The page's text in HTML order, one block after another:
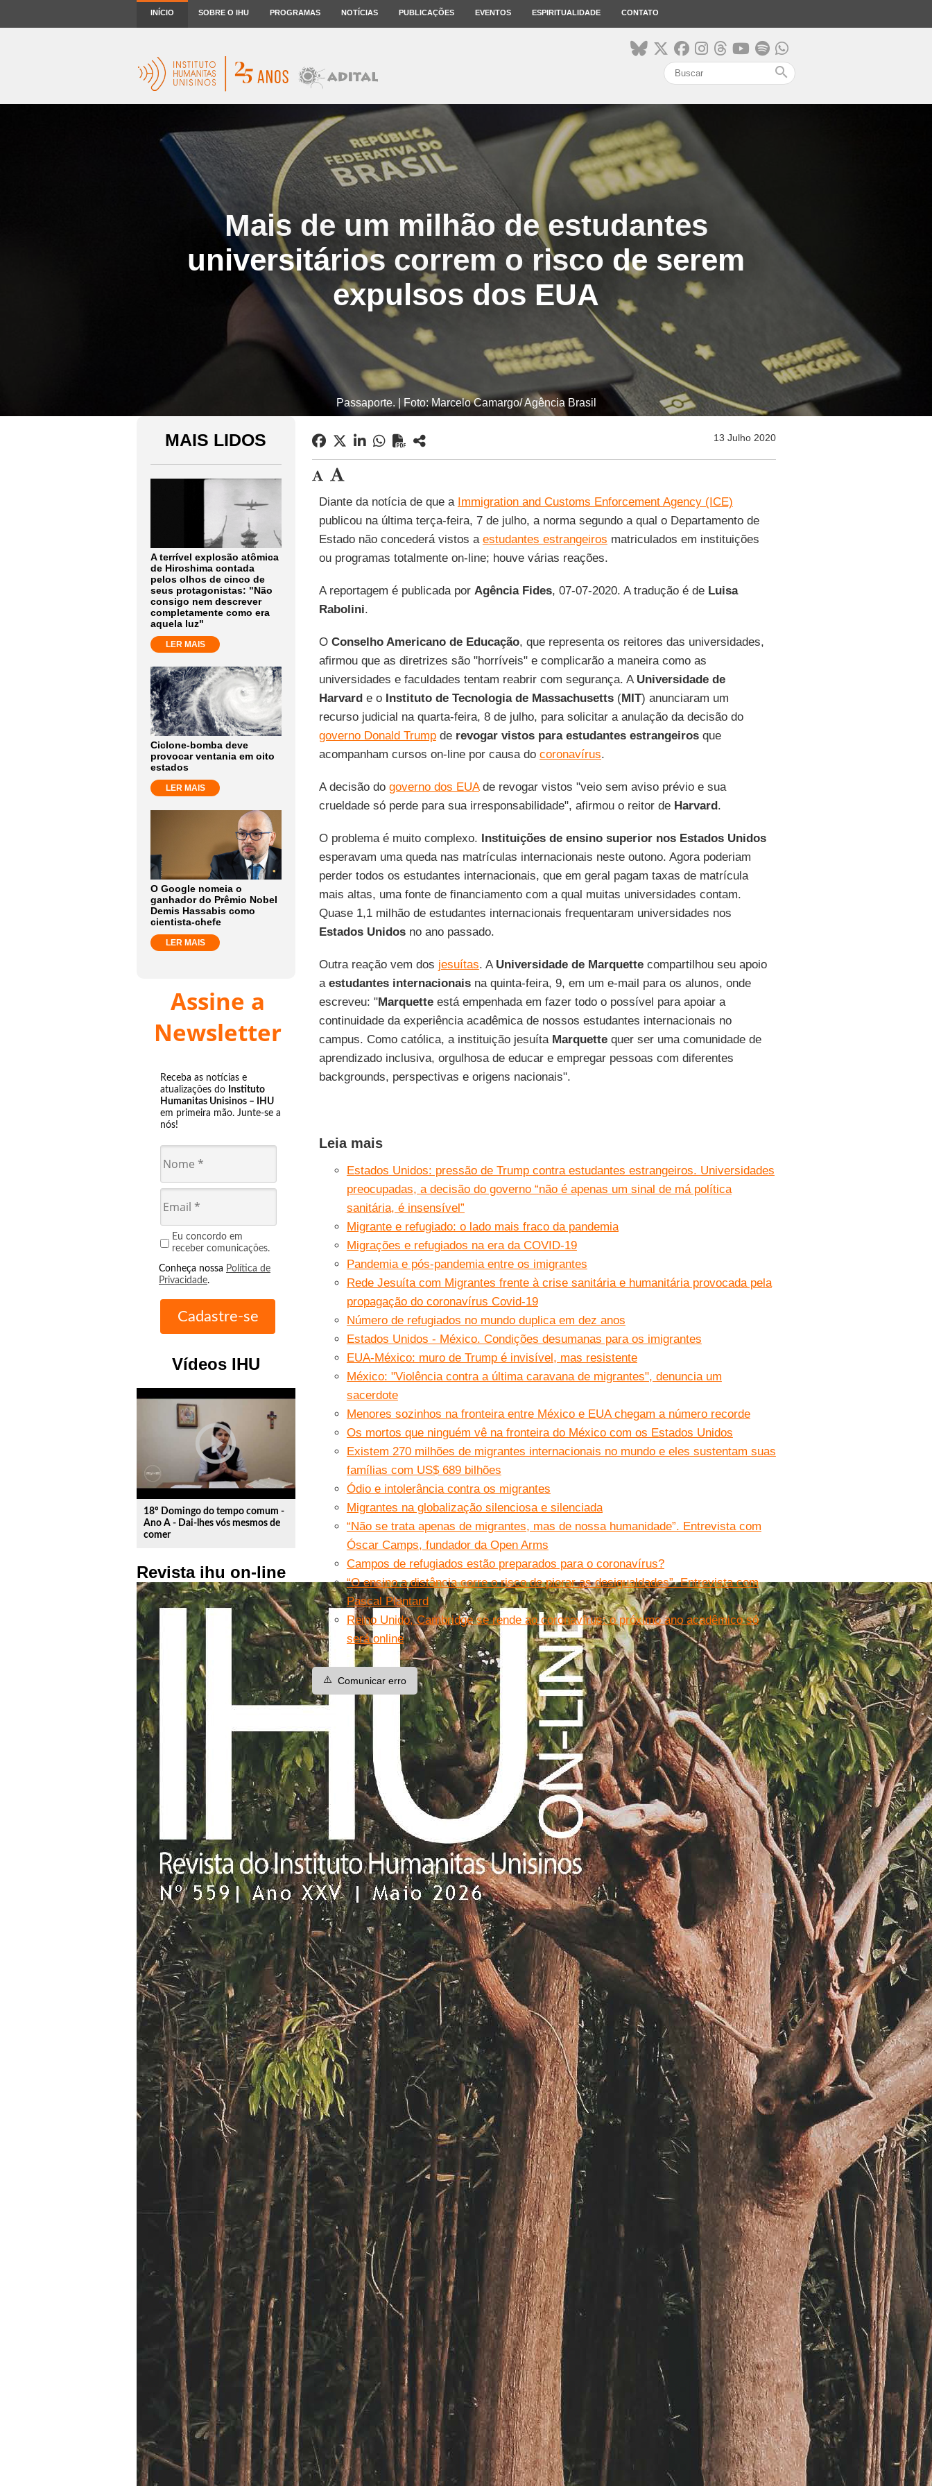
INÍCIO SOBRE O IHU PROGRAMAS NOTÍCIAS PUBLICAÇÕES EVENTOS ESPIRITUALIDADE CONTATO
search
Mais de um milhão de estudantes
universitários correm o risco de serem
expulsos dos EUA
Passaporte. | Foto: Marcelo Camargo/ Agência Brasil
MAIS LIDOS
A terrível explosão atômica
de Hiroshima contada
pelos olhos de cinco de
seus protagonistas: "Não
consigo nem descrever
completamente como era
aquela luz"
LER MAIS
Ciclone-bomba deve
provocar ventania em oito
estados
LER MAIS
O Google nomeia o
ganhador do Prêmio Nobel
Demis Hassabis como
cientista-chefe
LER MAIS
Assine a
Newsletter
Receba as notícias e
atualizações do Instituto
Humanitas Unisinos – IHU
em primeira mão. Junte-se a
nós!
Eu concordo em
receber comunicações.
Conheça nossa Política de
Privacidade.
Vídeos IHU
play_circle_outline
18º Domingo do tempo comum -
Ano A - Dai-lhes vós mesmos de
comer
Revista ihu on-line
13 Julho 2020
Diante da notícia de que a Immigration and Customs Enforcement Agency (ICE)
publicou na última terça-feira, 7 de julho, a norma segundo a qual o Departamento de
Estado não concederá vistos a estudantes estrangeiros matriculados em instituições
ou programas totalmente on-line; houve várias reações.
A reportagem é publicada por Agência Fides, 07-07-2020. A tradução é de Luisa
Rabolini.
O Conselho Americano de Educação, que representa os reitores das universidades,
afirmou que as diretrizes são "horríveis" e complicarão a maneira como as
universidades e faculdades tentam reabrir com segurança. A Universidade de
Harvarde o Instituto de Tecnologia de Massachusetts(MIT) anunciaram um
recurso judicial na quarta-feira, 8 de julho, para solicitar a anulação da decisão do
governo Donald Trumpde revogar vistos para estudantes estrangeirosque
acompanham cursos on-line por causa do coronavírus.
A decisão do governo dos EUAde revogar vistos "veio sem aviso prévio e sua
crueldade só perde para sua irresponsabilidade", afirmou o reitor de Harvard.
O problema é muito complexo. Instituições de ensino superior nos Estados Unidos
esperavam uma queda nas matrículas internacionais neste outono. Agora poderiam
perder todos os estudantes internacionais, que em geral pagam taxas de matrícula
mais altas, uma fonte de financiamento com a qual muitas universidades contam.
Quase 1,1 milhão de estudantes internacionais frequentaram universidades nos
Estados Unidosno ano passado.
Outra reação vem dos jesuítas. A Universidade de Marquettecompartilhou seu apoio
a estudantes internacionaisna quinta-feira, 9, em um e-mail para os alunos, onde
escreveu: "Marquetteestá empenhada em fazer todo o possível para apoiar a
continuidade da experiência acadêmica de nossos estudantes internacionais no
campus. Como católica, a instituição jesuíta Marquettequer ser uma comunidade de
aprendizado inclusiva, orgulhosa de educar e empregar pessoas com diferentes
backgrounds, perspectivas e origens nacionais".
Leia mais
Estados Unidos: pressão de Trump contra estudantes estrangeiros. Universidades
preocupadas, a decisão do governo “não é apenas um sinal de má política
sanitária, é insensível”
Migrante e refugiado: o lado mais fraco da pandemia
Migrações e refugiados na era da COVID-19
Pandemia e pós-pandemia entre os imigrantes
Rede Jesuíta com Migrantes frente à crise sanitária e humanitária provocada pela
propagação do coronavírus Covid-19
Número de refugiados no mundo duplica em dez anos
Estados Unidos - México. Condições desumanas para os imigrantes
EUA-México: muro de Trump é invisível, mas resistente
México: "Violência contra a última caravana de migrantes", denuncia um
sacerdote
Menores sozinhos na fronteira entre México e EUA chegam a número recorde
Os mortos que ninguém vê na fronteira do México com os Estados Unidos
Existem 270 milhões de migrantes internacionais no mundo e eles sustentam suas
famílias com US$ 689 bilhões
Ódio e intolerância contra os migrantes
Migrantes na globalização silenciosa e silenciada
“Não se trata apenas de migrantes, mas de nossa humanidade”. Entrevista com
Óscar Camps, fundador da Open Arms
Campos de refugiados estão preparados para o coronavírus?
“O ensino a distância corre o risco de piorar as desigualdades”. Entrevista com
Pascal Plantard
Reino Unido, Cambridge se rende ao coronavírus: o próximo ano acadêmico só
será online
⚠️ Comunicar erro